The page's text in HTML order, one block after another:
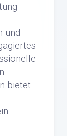
und
bietet